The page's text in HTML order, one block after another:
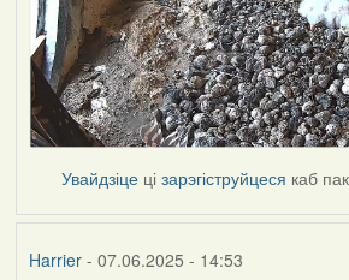
Увайдзіце цізарэгіструйцеся каб
Harrier- 07.06.2025 - 14:53